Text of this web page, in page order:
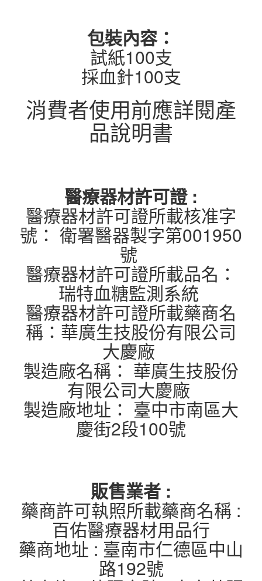
包裝內容：
試紙100支
採血針100支
消費者使用前應詳閱產
品說明書
醫療器材許可證 :
醫療器材許可證所載核准字
號： 衛署醫器製字第001950
號
醫療器材許可證所載品名：
瑞特血糖監測系統
醫療器材許可證所載藥商名
稱：華廣生技股份有限公司
大慶廠
製造廠名稱： 華廣生技股份
有限公司大慶廠
製造廠地址： 臺中市南區大
慶街2段100號
販售業者 :
藥商許可執照所載藥商名稱 :
百佑醫療器材用品行
藥商地址 : 臺南市仁德區中山
路192號